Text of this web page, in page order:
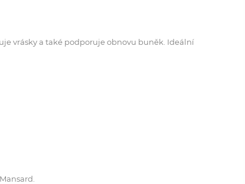
vrásky a také podporuje obnovu buněk. Ideální